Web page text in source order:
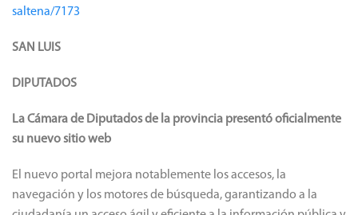
saltena/7173
SAN LUIS
DIPUTADOS
La Cámara de Diputados de la provincia presentó oficialmente
su nuevo sitio web
El nuevo portal mejora notablemente los accesos, la
navegación y los motores de búsqueda, garantizando a la